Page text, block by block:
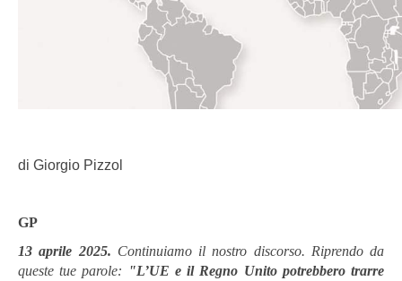
di Giorgio Pizzol
GP
13 aprile 2025. Continuiamo il nostro discorso. Riprendo da
queste tue parole:
"L’UE e il Regno Unito potrebbero trarre